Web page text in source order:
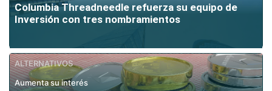
Columbia Threadneedle refuerza su equipo de
Inversión con tres nombramientos
ALTERNATIVOS
Aumenta su interés